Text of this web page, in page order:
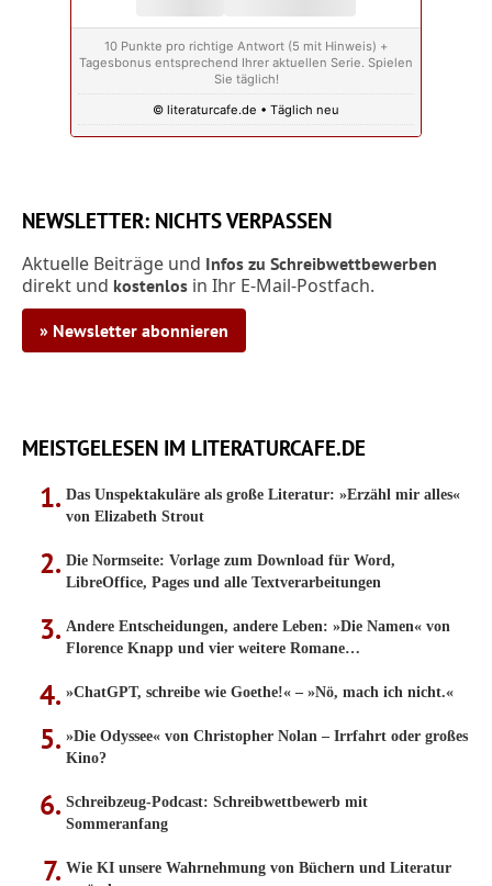
10 Punkte pro richtige Antwort (5 mit Hinweis) +
Tagesbonus entsprechend Ihrer aktuellen Serie. Spielen
Sie täglich!
© literaturcafe.de • Täglich neu
NEWSLETTER: NICHTS VERPASSEN
Aktuelle Beiträge und Infos zu Schreibwettbewerben
direkt und kostenlos in Ihr E-Mail-Postfach.
» Newsletter abonnieren
MEISTGELESEN IM LITERATURCAFE.DE
Das Unspektakuläre als große Literatur: »Erzähl mir alles«
von Elizabeth Strout
Die Normseite: Vorlage zum Download für Word,
LibreOffice, Pages und alle Textverarbeitungen
Andere Entscheidungen, andere Leben: »Die Namen« von
Florence Knapp und vier weitere Romane…
»ChatGPT, schreibe wie Goethe!« – »Nö, mach ich nicht.«
»Die Odyssee« von Christopher Nolan – Irrfahrt oder großes
Kino?
Schreibzeug-Podcast: Schreibwettbewerb mit
Sommeranfang
Wie KI unsere Wahrnehmung von Büchern und Literatur